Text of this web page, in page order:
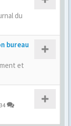
du
bureau
et